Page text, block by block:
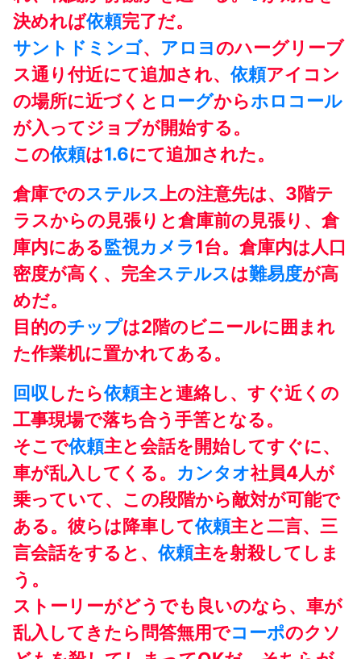
決めれば依頼完了だ。
サントドミンゴ、 アロヨのハーグリーブ
ス通り付近にて追加され、 依頼アイコン
の場所に近づくと ローグからホロコール
が入ってジョブが開始する。
この依頼は1.6にて追加された。
倉庫でのステルス上の注意先は、3階テ
ラスからの見張りと倉庫前の見張り、倉
庫内にある監視カメラ1台。倉庫内は人口
密度が高く、完全ステルスは難易度が高
めだ。
目的のチップは2階のビニールに囲まれ
た作業机に置かれてある。
回収 したら依頼主と連絡し、すぐ近くの
工事現場で落ち合う手筈となる。
そこで依頼主と会話を開始してすぐに、
車が乱入してくる。 カンタオ社員4人が
乗っていて、この段階から敵対が可能で
ある。彼らは降車して依頼主と二言、三
言会話をすると、 依頼主を射殺してしま
う。
ストーリーがどうでも良いのなら、車が
乱入してきたら問答無用でコーポのクソ